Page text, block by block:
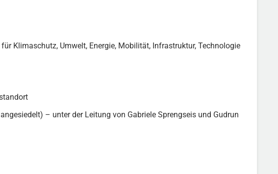
Klimaschutz, Umwelt, Energie, Mobilität, Infrastruktur, Technologie
– unter der Leitung von Gabriele Sprengseis und Gudrun